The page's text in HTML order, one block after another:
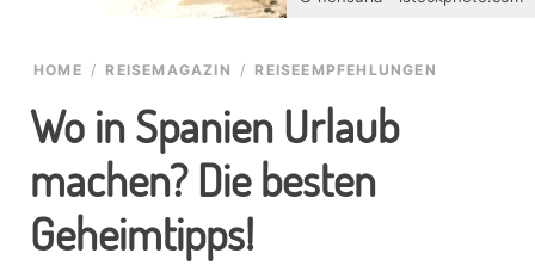
HOME / REISEMAGAZIN / REISEEMPFEHLUNGEN
Wo in Spanien Urlaub
machen? Die besten
Geheimtipps!